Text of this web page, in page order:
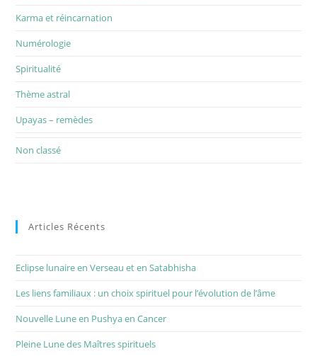
Karma et réincarnation
Numérologie
Spiritualité
Thème astral
Upayas – remèdes
Non classé
Articles Récents
Eclipse lunaire en Verseau et en Satabhisha
Les liens familiaux : un choix spirituel pour l’évolution de l’âme
Nouvelle Lune en Pushya en Cancer
Pleine Lune des Maîtres spirituels